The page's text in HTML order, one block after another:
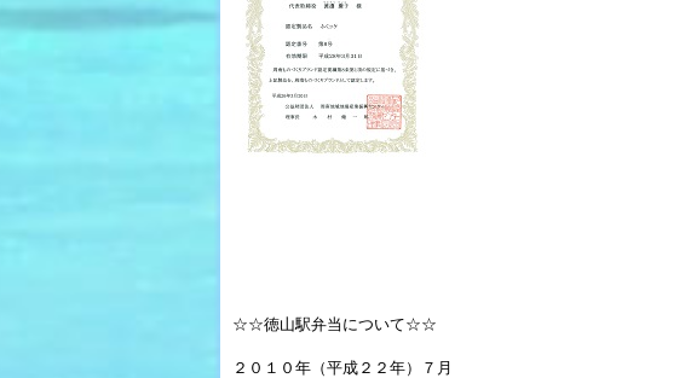
☆☆徳山駅弁当について☆☆
２０１０年（平成２２年）７月